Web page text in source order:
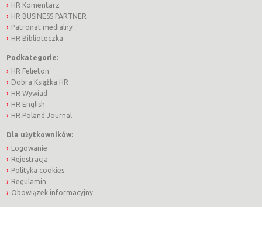
HR Komentarz
HR BUSINESS PARTNER
Patronat medialny
HR Biblioteczka
Podkategorie:
HR Felieton
Dobra Książka HR
HR Wywiad
HR English
HR Poland Journal
Dla użytkowników:
Logowanie
Rejestracja
Polityka cookies
Regulamin
Obowiązek informacyjny